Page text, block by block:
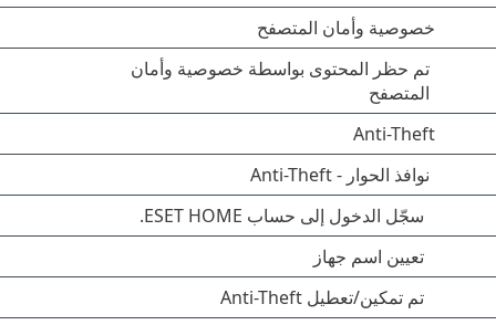
خصوصية وأمان المتصفح
تم حظر المحتوى بواسطة خصوصية وأمان
المتصفح
Anti-Theft
نوافذ الحوار - Anti-Theft
سجّل الدخول إلى حساب ESET HOME.
تعيين اسم جهاز
تم تمكين/تعطيل Anti-Theft